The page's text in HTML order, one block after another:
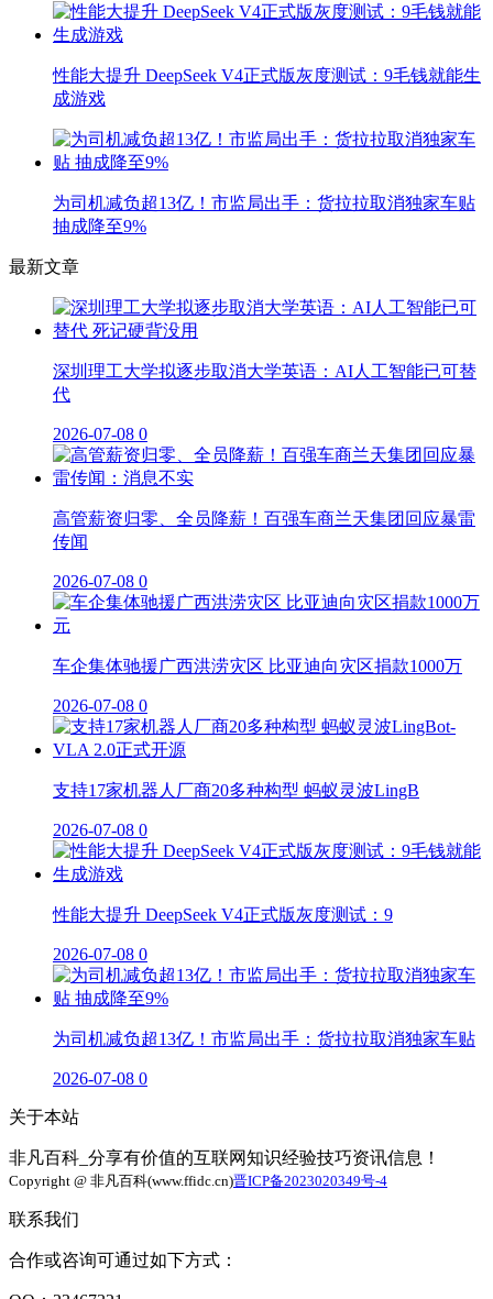
性能大提升 DeepSeek V4正式版灰度测试：9毛钱就能生
成游戏
为司机减负超13亿！市监局出手：货拉拉取消独家车贴
抽成降至9%
最新文章
深圳理工大学拟逐步取消大学英语：AI人工智能已可替
代
2026-07-08 0
高管薪资归零、全员降薪！百强车商兰天集团回应暴雷
传闻
2026-07-08 0
车企集体驰援广西洪涝灾区 比亚迪向灾区捐款1000万
2026-07-08 0
支持17家机器人厂商20多种构型 蚂蚁灵波LingB
2026-07-08 0
性能大提升 DeepSeek V4正式版灰度测试：9
2026-07-08 0
为司机减负超13亿！市监局出手：货拉拉取消独家车贴
2026-07-08 0
关于本站
非凡百科_分享有价值的互联网知识经验技巧资讯信息！
Copyright @ 非凡百科(www.ffidc.cn)晋ICP备2023020349号-4
联系我们
合作或咨询可通过如下方式：